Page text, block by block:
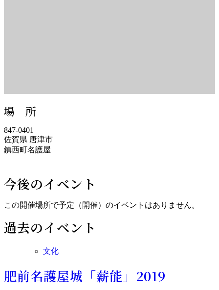
場 所
847-0401
佐賀県 唐津市
鎮西町名護屋
今後のイベント
この開催場所で予定（開催）のイベントはありません。
過去のイベント
文化
肥前名護屋城「薪能」2019